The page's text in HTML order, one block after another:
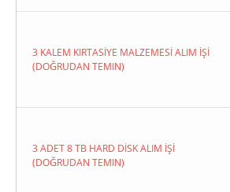
3 KALEM KIRTASİYE MALZEMESİ ALIM İŞİ
(DOĞRUDAN TEMIN)
3 ADET 8 TB HARD DİSK ALIM İŞİ
(DOĞRUDAN TEMIN)